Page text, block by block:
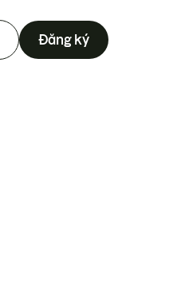
Đăng ký